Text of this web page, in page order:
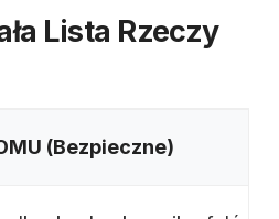
Lista Rzeczy
(Bezpieczne)